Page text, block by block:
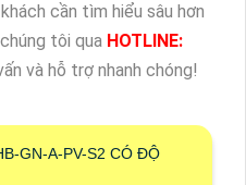
cần tìm hiểu sâu hơn
tôi qua HOTLINE:
và hỗ trợ nhanh chóng!
GN-A-PV-S2 CÓ ĐỘ